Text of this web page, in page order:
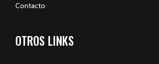
Contacto
OTROS LINKS